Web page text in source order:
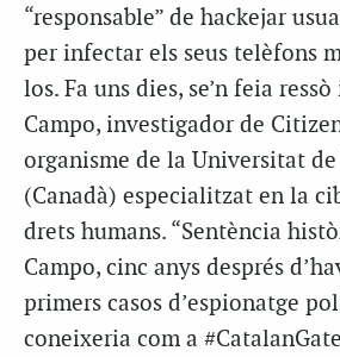
“responsable” de hackejar
per infectar els seus telèfons
los. Fa uns dies, se’n feia
Campo, investigador de
organisme de la Universitat
(Canadà) especialitzat en la
drets humans. “Sentència
Campo, cinc anys després
primers casos d’espionatge
coneixeria com a